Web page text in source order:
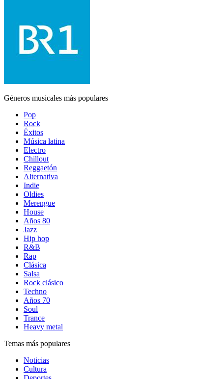
Géneros musicales más populares
Pop
Rock
Éxitos
Música latina
Electro
Chillout
Reggaetón
Alternativa
Indie
Oldies
Merengue
House
Años 80
Jazz
Hip hop
R&B
Rap
Clásica
Salsa
Rock clásico
Techno
Años 70
Soul
Trance
Heavy metal
Temas más populares
Noticias
Cultura